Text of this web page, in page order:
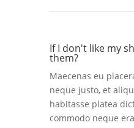
If I don't like my
them?
Maecenas eu
neque justo, et
habitasse platea
commodo neque